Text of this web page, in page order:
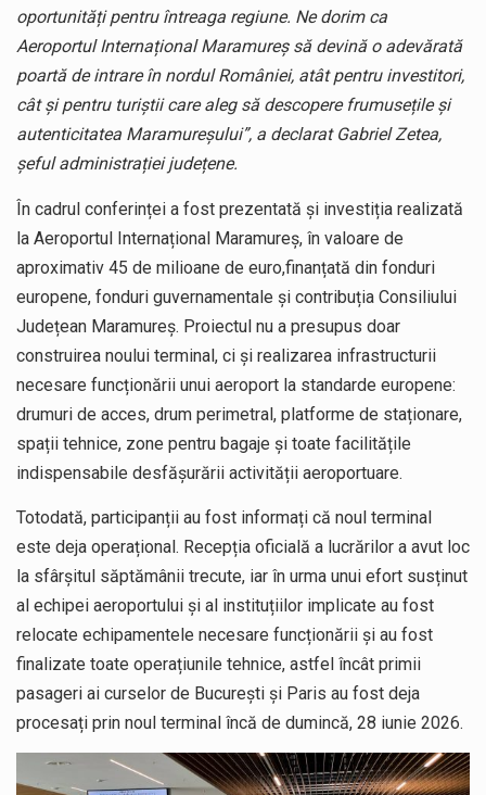
oportunități pentru întreaga regiune. Ne dorim ca
Aeroportul Internațional Maramureș să devină o adevărată
poartă de intrare în nordul României, atât pentru investitori,
cât și pentru turiștii care aleg să descopere frumusețile și
autenticitatea Maramureșului”, a declarat Gabriel Zetea,
șeful administrației județene.
În cadrul conferinței a fost prezentată și investiția realizată
la Aeroportul Internațional Maramureș, în valoare de
aproximativ 45 de milioane de euro,finanțată din fonduri
europene, fonduri guvernamentale și contribuția Consiliului
Județean Maramureș. Proiectul nu a presupus doar
construirea noului terminal, ci și realizarea infrastructurii
necesare funcționării unui aeroport la standarde europene:
drumuri de acces, drum perimetral, platforme de staționare,
spații tehnice, zone pentru bagaje și toate facilitățile
indispensabile desfășurării activității aeroportuare.
Totodată, participanții au fost informați că noul terminal
este deja operațional. Recepția oficială a lucrărilor a avut loc
la sfârșitul săptămânii trecute, iar în urma unui efort susținut
al echipei aeroportului și al instituțiilor implicate au fost
relocate echipamentele necesare funcționării și au fost
finalizate toate operațiunile tehnice, astfel încât primii
pasageri ai curselor de București și Paris au fost deja
procesați prin noul terminal încă de dumincă, 28 iunie 2026.